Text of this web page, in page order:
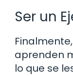
Ser un
aprenden
lo que se